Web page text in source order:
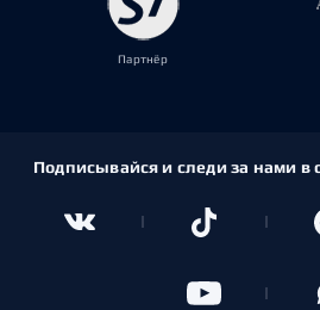
Партнёр
Подписывайся и следи за нами в